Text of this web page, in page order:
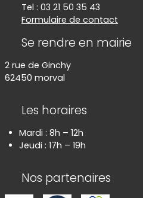
Tel : 03 21 50 35 43
Formulaire de contact
Se rendre en mairie
2 rue de Ginchy
62450 morval
Les horaires
Mardi : 8h – 12h
Jeudi : 17h – 19h
Nos partenaires